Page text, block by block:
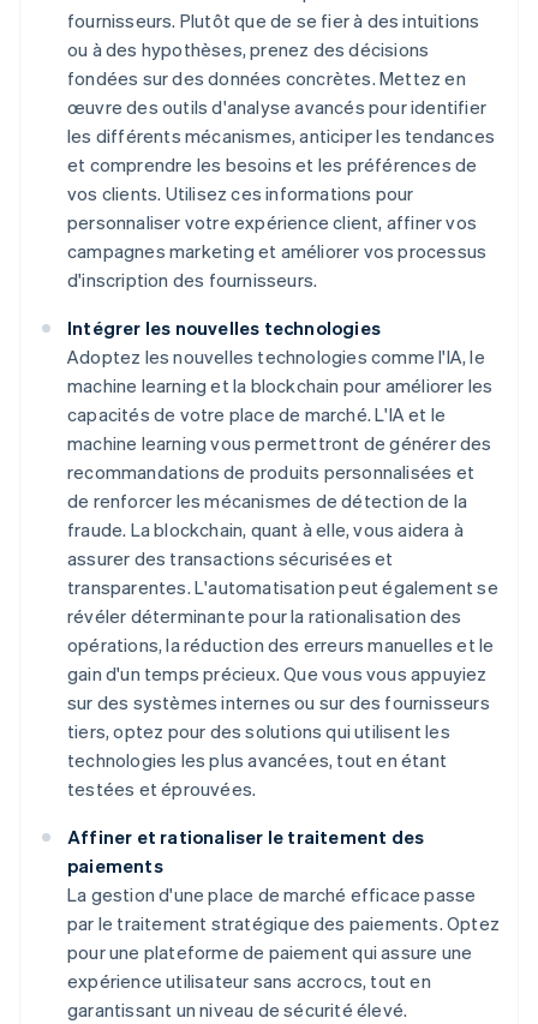
fournisseurs. Plutôt que de se fier à des intuitions
ou à des hypothèses, prenez des décisions
fondées sur des données concrètes. Mettez en
œuvre des outils d'analyse avancés pour identifier
les différents mécanismes, anticiper les tendances
et comprendre les besoins et les préférences de
vos clients. Utilisez ces informations pour
personnaliser votre expérience client, affiner vos
campagnes marketing et améliorer vos processus
d'inscription des fournisseurs.
Intégrer les nouvelles technologies
Adoptez les nouvelles technologies comme l'IA, le
machine learning et la blockchain pour améliorer les
capacités de votre place de marché. L'IA et le
machine learning vous permettront de générer des
recommandations de produits personnalisées et
de renforcer les mécanismes de détection de la
fraude. La blockchain, quant à elle, vous aidera à
assurer des transactions sécurisées et
transparentes. L'automatisation peut également se
révéler déterminante pour la rationalisation des
opérations, la réduction des erreurs manuelles et le
gain d'un temps précieux. Que vous vous appuyiez
sur des systèmes internes ou sur des fournisseurs
tiers, optez pour des solutions qui utilisent les
technologies les plus avancées, tout en étant
testées et éprouvées.
Affiner et rationaliser le traitement des
paiements
La gestion d'une place de marché efficace passe
par le traitement stratégique des paiements. Optez
pour une plateforme de paiement qui assure une
expérience utilisateur sans accrocs, tout en
garantissant un niveau de sécurité élevé.